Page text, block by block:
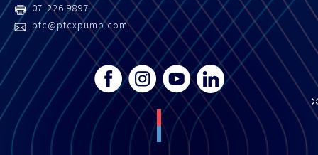
07-226 9897
ptc@ptcxpump.com